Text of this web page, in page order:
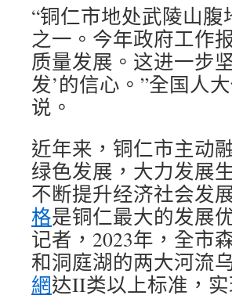
“铜仁市地处武陵山
之一。今年政府工作
质量发展。这进一步
发’的信心。”全国人
说。
近年来，铜仁市主动
绿色发展，大力发展
不断提升经济社会发
格是铜仁最大的发展
记者，2023年，全市
和洞庭湖的两大河流
網达II类以上标准，